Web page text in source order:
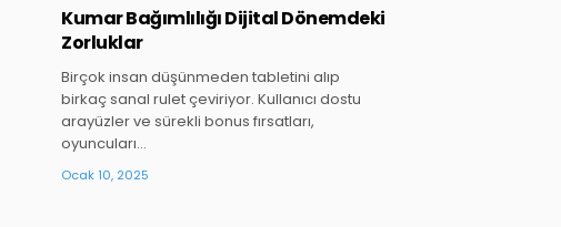
Kumar Bağımlılığı Dijital Dönemdeki
Zorluklar
Birçok insan düşünmeden tabletini alıp
birkaç sanal rulet çeviriyor. Kullanıcı dostu
arayüzler ve sürekli bonus fırsatları,
oyuncuları…
Ocak 10, 2025